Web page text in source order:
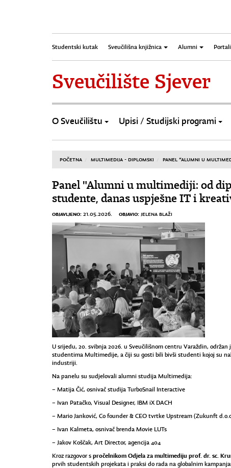
Studentski kutak Sveučilišna knjižnica Alumni
Sveučilište Sjever
O Sveučilištu Upisi / Studijski programi
POČETNA MULTIMEDIJA - DIPLOMSKI PANEL “ALUMNI U
Panel "Alumni u multimediji: od
studente, danas uspješne IT i
OBJAVLJENO: 21.05.2026. OBJAVIO: JELENA BLAŽI
U srijedu, 20. svibnja 2026. u Sveučilišnom centru Varaždin, održan
studentima Multimedije, a čiji su gosti bili bivši studenti kojoj su
industriji.
Na panelu su sudjelovali alumni studija Multimedija:
– Matija Čić, osnivač studija TurboSnail Interactive
– Ivan Patačko, Visual Designer, IBM iX DACH
– Mario Janković, Co founder & CEO tvrtke Upstream (Zukunft
– Ivan Kalmeta, osnivač brenda Movie LUTs
– Jakov Koščak, Art Director, agencija 404
Kroz razgovor s pročelnikom Odjela za multimediju prof. dr. sc.
prvih studentskih projekata i praksi do rada na globalnim